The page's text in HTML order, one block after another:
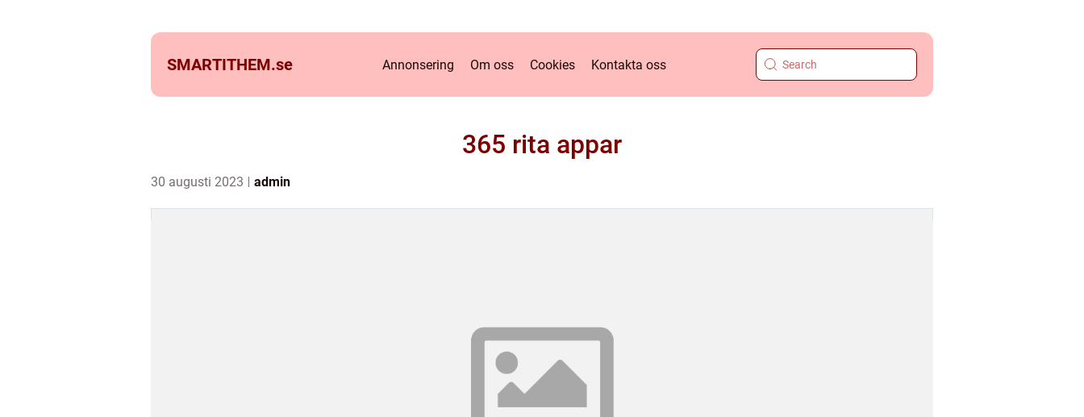
SMARTITHEM.se Annonsering Om oss Cookies Kontakta oss
365 rita appar
30 augusti 2023 admin